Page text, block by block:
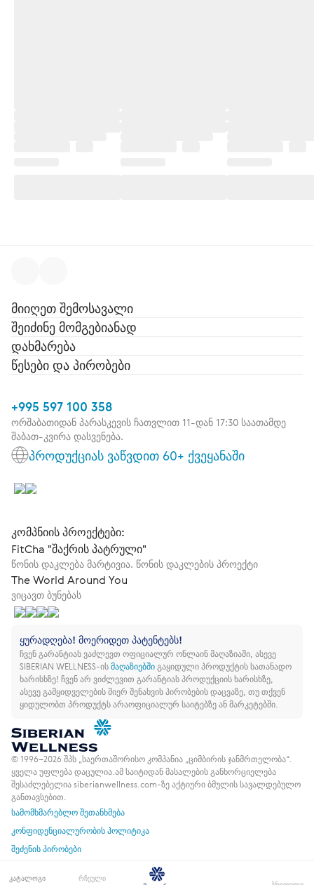
კატალოგი
რჩეული
მიიღეთ შემოსავალი
შეიძინე მომგებიანად
დახმარება
წესები და პირობები
+995 597 100 358
ორშაბათიდან პარასკევის ჩათვლით 11-დან 17:30 საათამდე
შაბათ-კვირა დასვენება.
პროდუქციას ვაწვდით 60+ ქვეყანაში
კომპნიის პროექტები:
FitCha "შაქრის პატრული"
წონის დაკლება მარტივია. წონის დაკლების პროექტი
The World Around You
ვიცავთ ბუნებას
ყურადღება! მოერიდეთ პატენტებს!
ჩვენ გარანტიას ვაძლევთ ოფიციალურ ონლაინ მაღაზიაში, ასევე
SIBERIAN WELLNESS-ისმაღაზიებშიგაყიდული პროდუქტის სათანადო
ხარისხზე! ჩვენ არ ვიძლევით გარანტიას პროდუქციის ხარისხზე,
ასევე გამყიდველების მიერ შენახვის პირობების დაცვაზე, თუ თქვენ
ყიდულობთ პროდუქტს არაოფიციალურ საიტებზე ან მარკეტებში.
© 1996–2026 შპს „საერთაშორისო კომპანია „ციმბირის ჯანმრთელობა“.
ყველა უფლება დაცულია. ამ საიტიდან მასალების განხორციელება
შესაძლებელია siberianwellness.com-ზე აქტიური ბმულის სავალდებულო
განთავსებით.
სამომხმარებლო შეთანხმება
კონფიდენციალურობის პოლიტიკა
შეძენის პირობები